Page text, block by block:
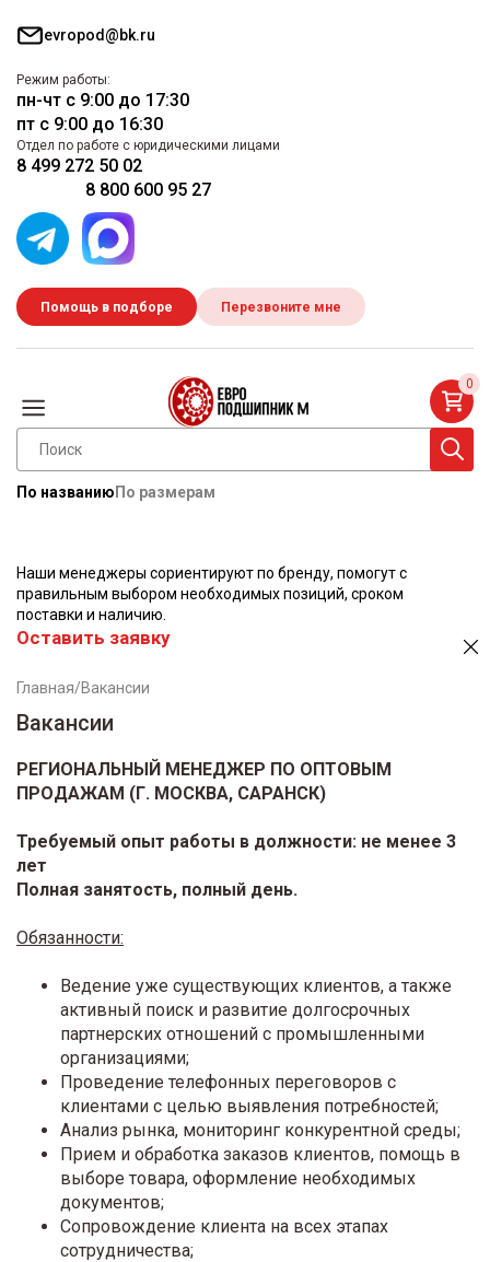
evropod@bk.ru
Режим работы:
пн-чт с 9:00 до 17:30
пт с 9:00 до 16:30
Отдел по работе с юридическими лицами
8 499 272 50 02
8 800 600 95 27
Помощь в подборе Перезвоните мне
По названию По размерам
0
Наши менеджеры сориентируют по бренду, помогут с
правильным выбором необходимых позиций, сроком
поставки и наличию.
Оставить заявку
Главная/Вакансии
Вакансии
РЕГИОНАЛЬНЫЙ МЕНЕДЖЕР ПО ОПТОВЫМ
ПРОДАЖАМ (Г. МОСКВА, САРАНСК)
Требуемый опыт работы в должности: не менее 3
лет
Полная занятость, полный день.
Обязанности:
Ведение уже существующих клиентов, а также
активный поиск и развитие долгосрочных
партнерских отношений с промышленными
организациями;
Проведение телефонных переговоров с
клиентами с целью выявления потребностей;
Анализ рынка, мониторинг конкурентной среды;
Прием и обработка заказов клиентов, помощь в
выборе товара, оформление необходимых
документов;
Сопровождение клиента на всех этапах
сотрудничества;